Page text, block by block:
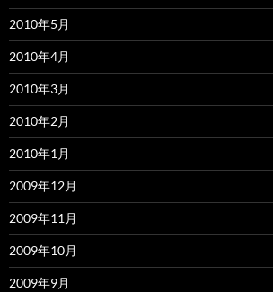
2010年5月
2010年4月
2010年3月
2010年2月
2010年1月
2009年12月
2009年11月
2009年10月
2009年9月